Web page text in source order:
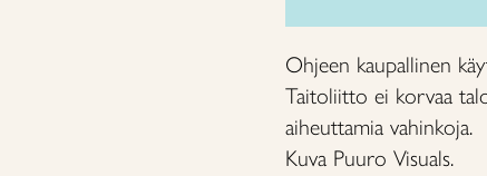
Ohjeen kaupallinen
Taitoliitto ei korvaa
aiheuttamia vahinkoja.
Kuva Puuro Visuals.